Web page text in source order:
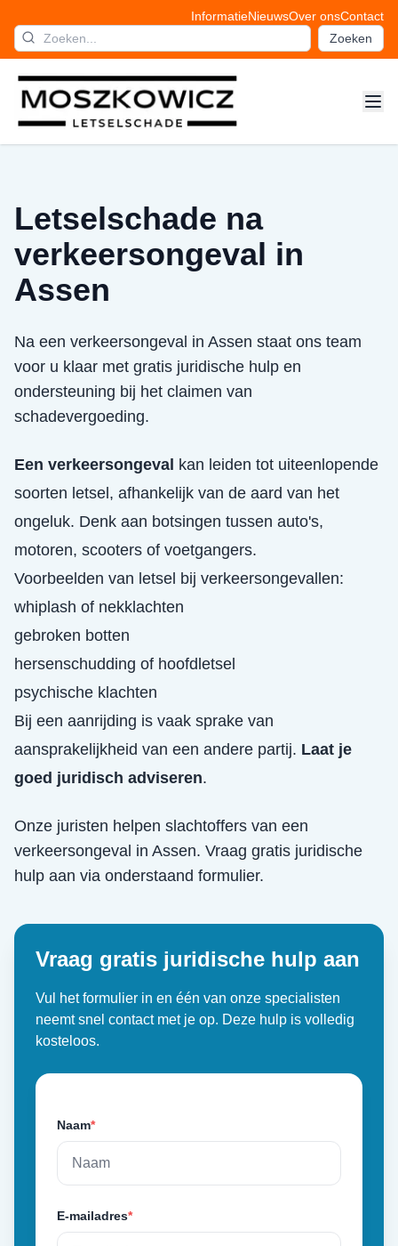
InformatieNieuwsOver onsContact
Zoeken
Letselschade na
verkeersongeval in
Assen
Na een verkeersongeval in Assen staat ons team
voor u klaar met gratis juridische hulp en
ondersteuning bij het claimen van
schadevergoeding.
Een verkeersongeval kan leiden tot uiteenlopende
soorten letsel, afhankelijk van de aard van het
ongeluk. Denk aan botsingen tussen auto's,
motoren, scooters of voetgangers.
Voorbeelden van letsel bij verkeersongevallen:
whiplash of nekklachten
gebroken botten
hersenschudding of hoofdletsel
psychische klachten
Bij een aanrijding is vaak sprake van
aansprakelijkheid van een andere partij. Laat je
goed juridisch adviseren.
Onze juristen helpen slachtoffers van een
verkeersongeval in Assen. Vraag gratis juridische
hulp aan via onderstaand formulier.
Vraag gratis juridische hulp aan
Vul het formulier in en één van onze specialisten
neemt snel contact met je op. Deze hulp is volledig
kosteloos.
Naam*
E-mailadres*